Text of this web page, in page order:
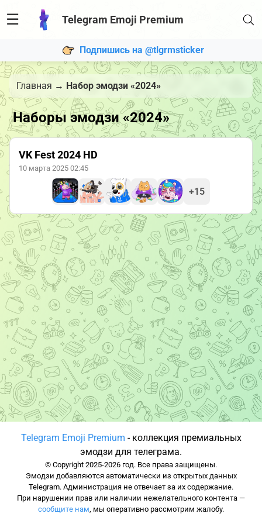
☰ Telegram Emoji Premium
Подпишись на @tlgrmsticker
Главная → Набор эмодзи «2024»
Наборы эмодзи «2024»
VK Fest 2024 HD
10 марта 2025 02:45
+15
Telegram Emoji Premium - коллекция премиальных
эмодзи для телеграма.
© Copyright 2025-2026 год. Все права защищены.
Эмодзи добавляются автоматически из открытых данных
Telegram. Администрация не отвечает за их содержание.
При нарушении прав или наличии нежелательного контента —
сообщите нам, мы оперативно рассмотрим жалобу.